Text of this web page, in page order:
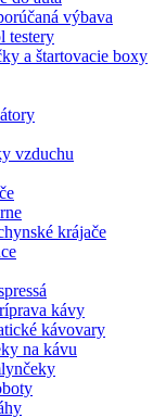
výbava
testery
a štartovacie boxy
vzduchu
krájače
kávy
kávovary
na kávu